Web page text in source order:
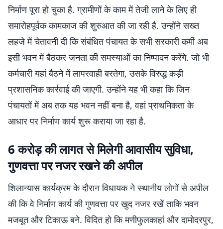
निर्माण पूरा हो चुका है. ग्रामीणों के काम में तेजी लाने के लिए ही
समारोहपूर्वक कामकाज की शुरुआत की जा रही है. उन्होंने सख्त
लहजे में चेतावनी दी कि संबंधित पंचायत के सभी सरकारी कर्मी अब
इसी भवन में बैठकर जनता की समस्याओं का निष्पादन करेंगे. जो भी
कर्मचारी यहां बैठने में लापरवाही बरतेगा, उसके विरुद्ध कड़ी
प्रशासनिक कार्रवाई की जाएगी. उन्होंने यह भी कहा कि जिन
पंचायतों में अब तक यह भवन नहीं बना है, वहां प्राथमिकता के
आधार पर निर्माण कार्य शुरू कराया जा रहा है.
6 करोड़ की लागत से मिलेगी आवासीय सुविधा,
गुणवत्ता पर नजर रखने की अपील
शिलान्यास कार्यक्रम के दौरान विधायक ने स्थानीय लोगों से अपील
की कि वे निर्माण कार्य की गुणवत्ता पर खुद नजर रखें ताकि भवन
मजबूत और टिकाऊ बने. विदित हो कि मणीफुलकाहां और दामोदरपुर,